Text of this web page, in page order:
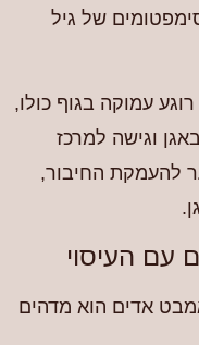
של גיל
עמוקה בגוף כולו,
וגישה למרכז
להעמקת החיבור,
עם העיסוי
אדים הוא מדהים